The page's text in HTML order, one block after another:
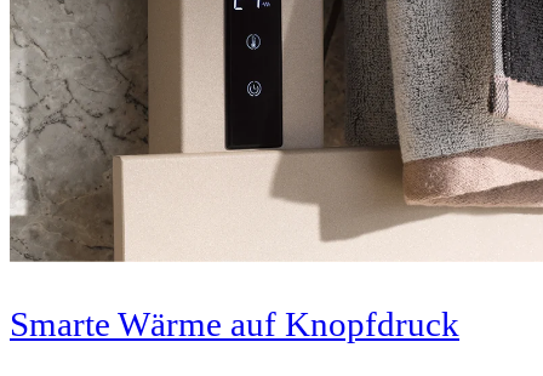
Smarte Wärme auf Knopfdruck